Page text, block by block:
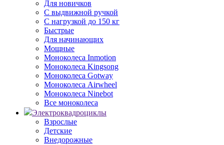
Для новичков
С выдвижной ручкой
С нагрузкой до 150 кг
Быстрые
Для начинающих
Мощные
Моноколеса Inmotion
Моноколеса Kingsong
Моноколеса Gotway
Моноколеса Airwheel
Моноколеса Ninebot
Все моноколеса
Электроквадроциклы
Взрослые
Детские
Внедорожные